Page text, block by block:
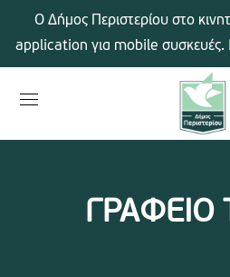
ΓΡΑΦΕΙΟ
Ο Δήμος Περιστερίου στο
application για mobile συσκευές.